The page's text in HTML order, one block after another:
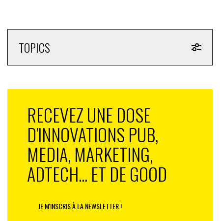
TOPICS
RECEVEZ UNE DOSE
D'INNOVATIONS PUB,
MEDIA, MARKETING,
ADTECH... ET DE GOOD
JE M'INSCRIS À LA NEWSLETTER !